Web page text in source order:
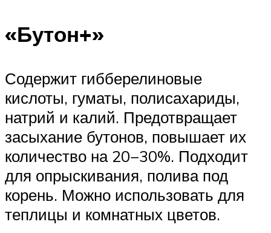
«Бутон+»
Содержит гибберелиновые
кислоты, гуматы, полисахариды,
натрий и калий. Предотвращает
засыхание бутонов, повышает их
количество на 20−30%. Подходит
для опрыскивания, полива под
корень. Можно использовать для
теплицы и комнатных цветов.